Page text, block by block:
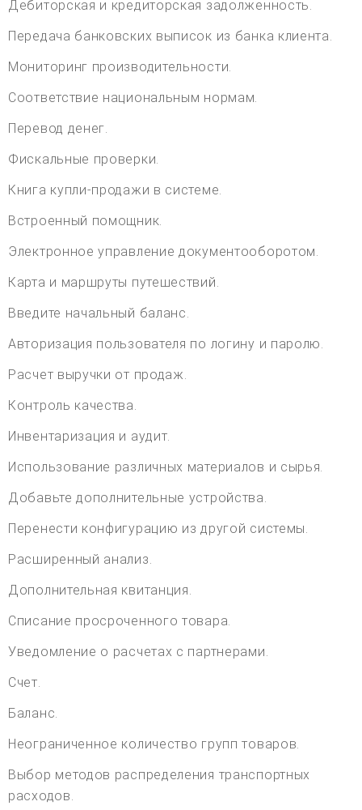
Дебиторская и кредиторская задолженность.
Передача банковских выписок из банка клиента.
Мониторинг производительности.
Соответствие национальным нормам.
Перевод денег.
Фискальные проверки.
Книга купли-продажи в системе.
Встроенный помощник.
Электронное управление документооборотом.
Карта и маршруты путешествий.
Введите начальный баланс.
Авторизация пользователя по логину и паролю.
Расчет выручки от продаж.
Контроль качества.
Инвентаризация и аудит.
Использование различных материалов и сырья.
Добавьте дополнительные устройства.
Перенести конфигурацию из другой системы.
Расширенный анализ.
Дополнительная квитанция.
Списание просроченного товара.
Уведомление о расчетах с партнерами.
Счет.
Баланс.
Неограниченное количество групп товаров.
Выбор методов распределения транспортных
расходов.